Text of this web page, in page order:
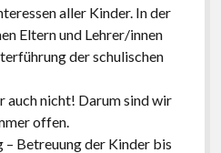
aller Kinder. In der
Eltern und Lehrer/innen
der schulischen
nicht! Darum sind wir
offen.
Betreuung der Kinder bis